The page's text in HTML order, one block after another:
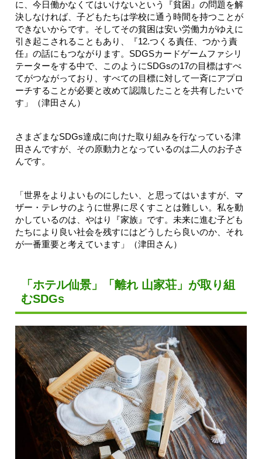
に、今日働かなくてはいけないという『貧困』の問題を解
決しなければ、子どもたちは学校に通う時間を持つことが
できないからです。そしてその貧困は安い労働力がゆえに
引き起こされることもあり、『12.つくる責任、つかう責
任』の話にもつながります。SDGSカードゲームファシリ
テーターをする中で、このようにSDGsの17の目標はすべ
てがつながっており、すべての目標に対して一斉にアプロ
ーチすることが必要と改めて認識したことを共有したいで
す」（津田さん）
さまざまなSDGs達成に向けた取り組みを行なっている津
田さんですが、その原動力となっているのは二人のお子さ
んです。
「世界をよりよいものにしたい、と思ってはいますが、マ
ザー・テレサのように世界に尽くすことは難しい。私を動
かしているのは、やはり『家族』です。未来に進む子ども
たちにより良い社会を残すにはどうしたら良いのか、それ
が一番重要と考えています」（津田さん）
「ホテル仙景」「離れ 山家荘」が取り組
むSDGs